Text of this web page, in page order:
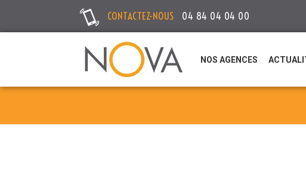
CONTACTEZ-NOUS 04 84 04 04 00
NOS AGENCES